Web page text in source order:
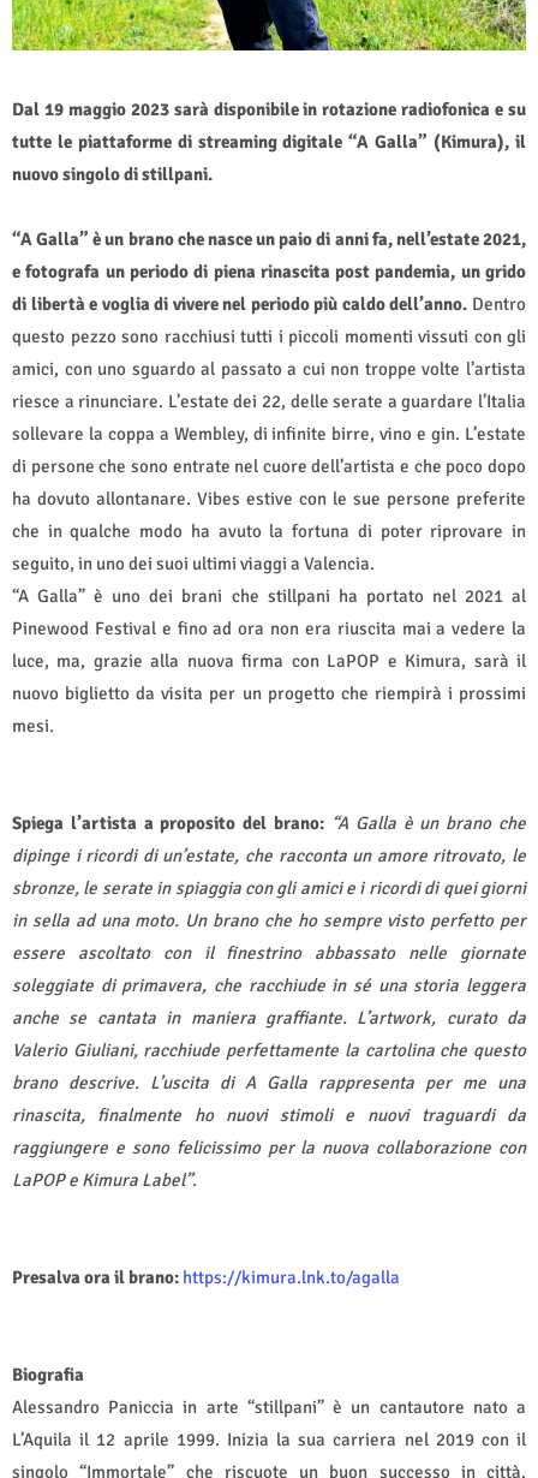
Dal 19 maggio 2023 sarà disponibile in rotazione radiofonica e su
tutte le piattaforme di streaming digitale “A Galla” (Kimura), il
nuovo singolo di stillpani.
“A Galla” è un brano che nasce un paio di anni fa, nell’estate 2021,
e fotografa un periodo di piena rinascita post pandemia, un grido
di libertà e voglia di vivere nel periodo più caldo dell’anno. Dentro
questo pezzo sono racchiusi tutti i piccoli momenti vissuti con gli
amici, con uno sguardo al passato a cui non troppe volte l’artista
riesce a rinunciare. L’estate dei 22, delle serate a guardare l’Italia
sollevare la coppa a Wembley, di infinite birre, vino e gin. L’estate
di persone che sono entrate nel cuore dell’artista e che poco dopo
ha dovuto allontanare. Vibes estive con le sue persone preferite
che in qualche modo ha avuto la fortuna di poter riprovare in
seguito, in uno dei suoi ultimi viaggi a Valencia.
“A Galla” è uno dei brani che stillpani ha portato nel 2021 al
Pinewood Festival e fino ad ora non era riuscita mai a vedere la
luce, ma, grazie alla nuova firma con LaPOP e Kimura, sarà il
nuovo biglietto da visita per un progetto che riempirà i prossimi
mesi.
Spiega l’artista a proposito del brano: “A Galla è un brano che
dipinge i ricordi di un’estate, che racconta un amore ritrovato, le
sbronze, le serate in spiaggia con gli amici e i ricordi di quei giorni
in sella ad una moto. Un brano che ho sempre visto perfetto per
essere ascoltato con il finestrino abbassato nelle giornate
soleggiate di primavera, che racchiude in sé una storia leggera
anche se cantata in maniera graffiante. L’artwork, curato da
Valerio Giuliani, racchiude perfettamente la cartolina che questo
brano descrive. L’uscita di A Galla rappresenta per me una
rinascita, finalmente ho nuovi stimoli e nuovi traguardi da
raggiungere e sono felicissimo per la nuova collaborazione con
LaPOP e Kimura Label”.
Presalva ora il brano: https://kimura.lnk.to/agalla
Biografia
Alessandro Paniccia in arte “stillpani” è un cantautore nato a
L’Aquila il 12 aprile 1999. Inizia la sua carriera nel 2019 con il
singolo “Immortale” che riscuote un buon successo in città.